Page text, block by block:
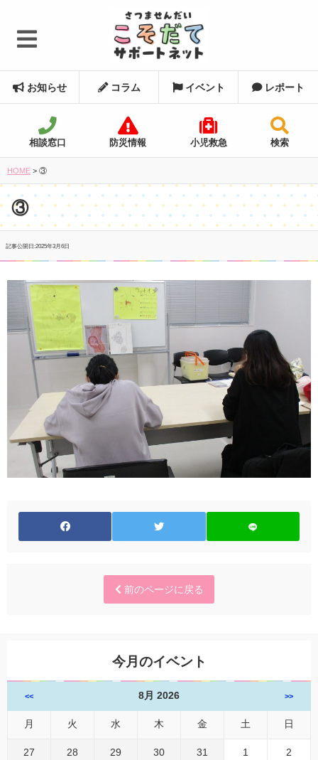
お知らせ コラム イベント レポート
相談窓口 防災情報 小児救急 検索
HOME > ③
③
記事公開日:2025年3月6日
前のページに戻る
今月のイベント
<< 8月 2026 >>
月 火 水 木 金 土 日
27 28 29 30 31 1 2